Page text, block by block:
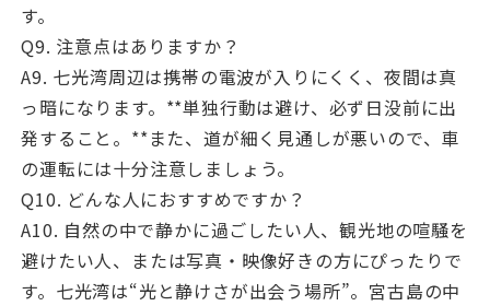
す。
Q9. 注意点はありますか？
A9. 七光湾周辺は携帯の電波が入りにくく、夜間は真
っ暗になります。**単独行動は避け、必ず日没前に出
発すること。**また、道が細く見通しが悪いので、車
の運転には十分注意しましょう。
Q10. どんな人におすすめですか？
A10. 自然の中で静かに過ごしたい人、観光地の喧騒を
避けたい人、または写真・映像好きの方にぴったりで
す。七光湾は“光と静けさが出会う場所”。宮古島の中